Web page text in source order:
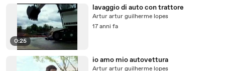
0:25
lavaggio di auto con trattore
Artur artur guilherme lopes
17 anni fa
io amo mio autovettura
Artur artur guilherme lopes